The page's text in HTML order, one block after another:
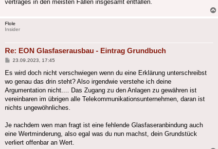
vertrages in den meisten Fällen insgesamt entfallen.
Flole
Insider
Re: EON Glasfaserausbau - Eintrag Grundbuch
Beitrag
23.09.2023, 17:45
Es wird doch nicht verschwiegen wenn du eine Erklärung unterschreibst
wo genau das drin steht? Also irgendwie verstehe ich deine
Argumentation nicht.... Das Zugang zu den Anlagen zu gewähren ist
vereinbaren im übrigen alle Telekommunikationsunternehmen, daran ist
nichts ungewöhnliches.
Je nachdem wen man fragt ist eine fehlende Glasfaseranbindung auch
eine Wertminderung, also egal was du nun machst, dein Grundstück
verliert offenbar an Wert.